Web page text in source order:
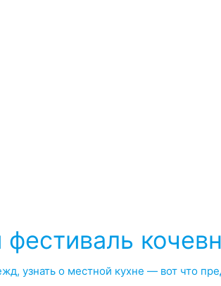
узнать о местной кухне — вот что